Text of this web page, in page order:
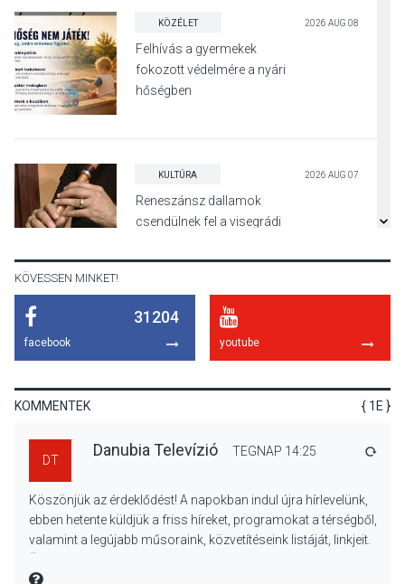
KÖZÉLET 2026 AUG 08
Felhívás a gyermekek
fokozott védelmére a nyári
hőségben
KULTÚRA 2026 AUG 07
Reneszánsz dallamok
csendülnek fel a visegrádi
díszudvarában
Dunavirág Ünnep Verőcén –
jegyében
A napokban is nő a
talajközeli ózonmennyiség
KÖVESSEN MINKET!
31204
facebook youtube
KOMMENTEK { 1E }
DT
Danubia Televízió TEGNAP 14:25
Köszönjük az érdeklődést! A napokban indul újra hírlevelünk,
ebben hetente küldjük a friss híreket, programokat a térségből,
valamint a legújabb műsoraink, közvetítéseink listáját, linkjeit.
MIRE MONDTA